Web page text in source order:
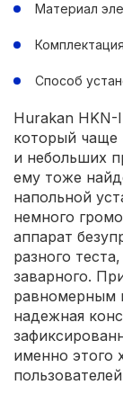
Материал
Способ
Hurakan HKN-
который чаще
и небольших
ему тоже
напольной
немного
аппарат
разного
заварного.
надежная
именно этого